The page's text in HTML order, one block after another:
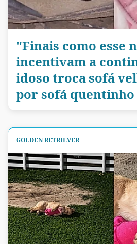
"Finais como esse
incentivam a
idoso troca sofá
por sofá quentinho
GOLDEN RETRIEVER